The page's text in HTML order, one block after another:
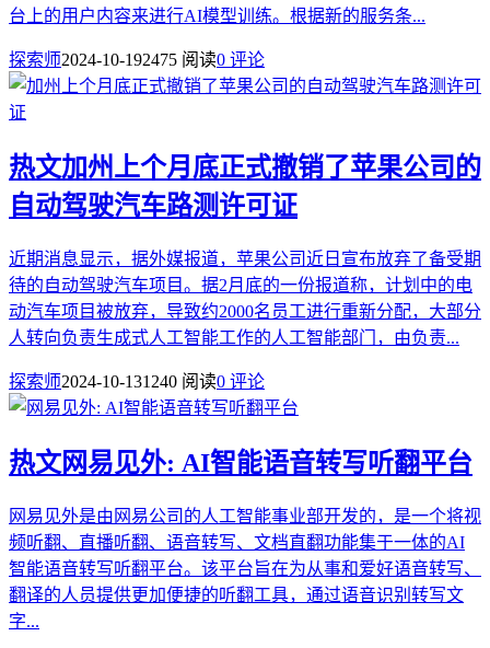
台上的用户内容来进行AI模型训练。根据新的服务条...
探索师2024-10-192475 阅读0 评论
热文加州上个月底正式撤销了苹果公司的
自动驾驶汽车路测许可证
近期消息显示，据外媒报道，苹果公司近日宣布放弃了备受期
待的自动驾驶汽车项目。据2月底的一份报道称，计划中的电
动汽车项目被放弃，导致约2000名员工进行重新分配，大部分
人转向负责生成式人工智能工作的人工智能部门，由负责...
探索师2024-10-131240 阅读0 评论
热文网易见外: AI智能语音转写听翻平台
网易见外是由网易公司的人工智能事业部开发的，是一个将视
频听翻、直播听翻、语音转写、文档直翻功能集于一体的AI
智能语音转写听翻平台。该平台旨在为从事和爱好语音转写、
翻译的人员提供更加便捷的听翻工具，通过语音识别转写文
字...